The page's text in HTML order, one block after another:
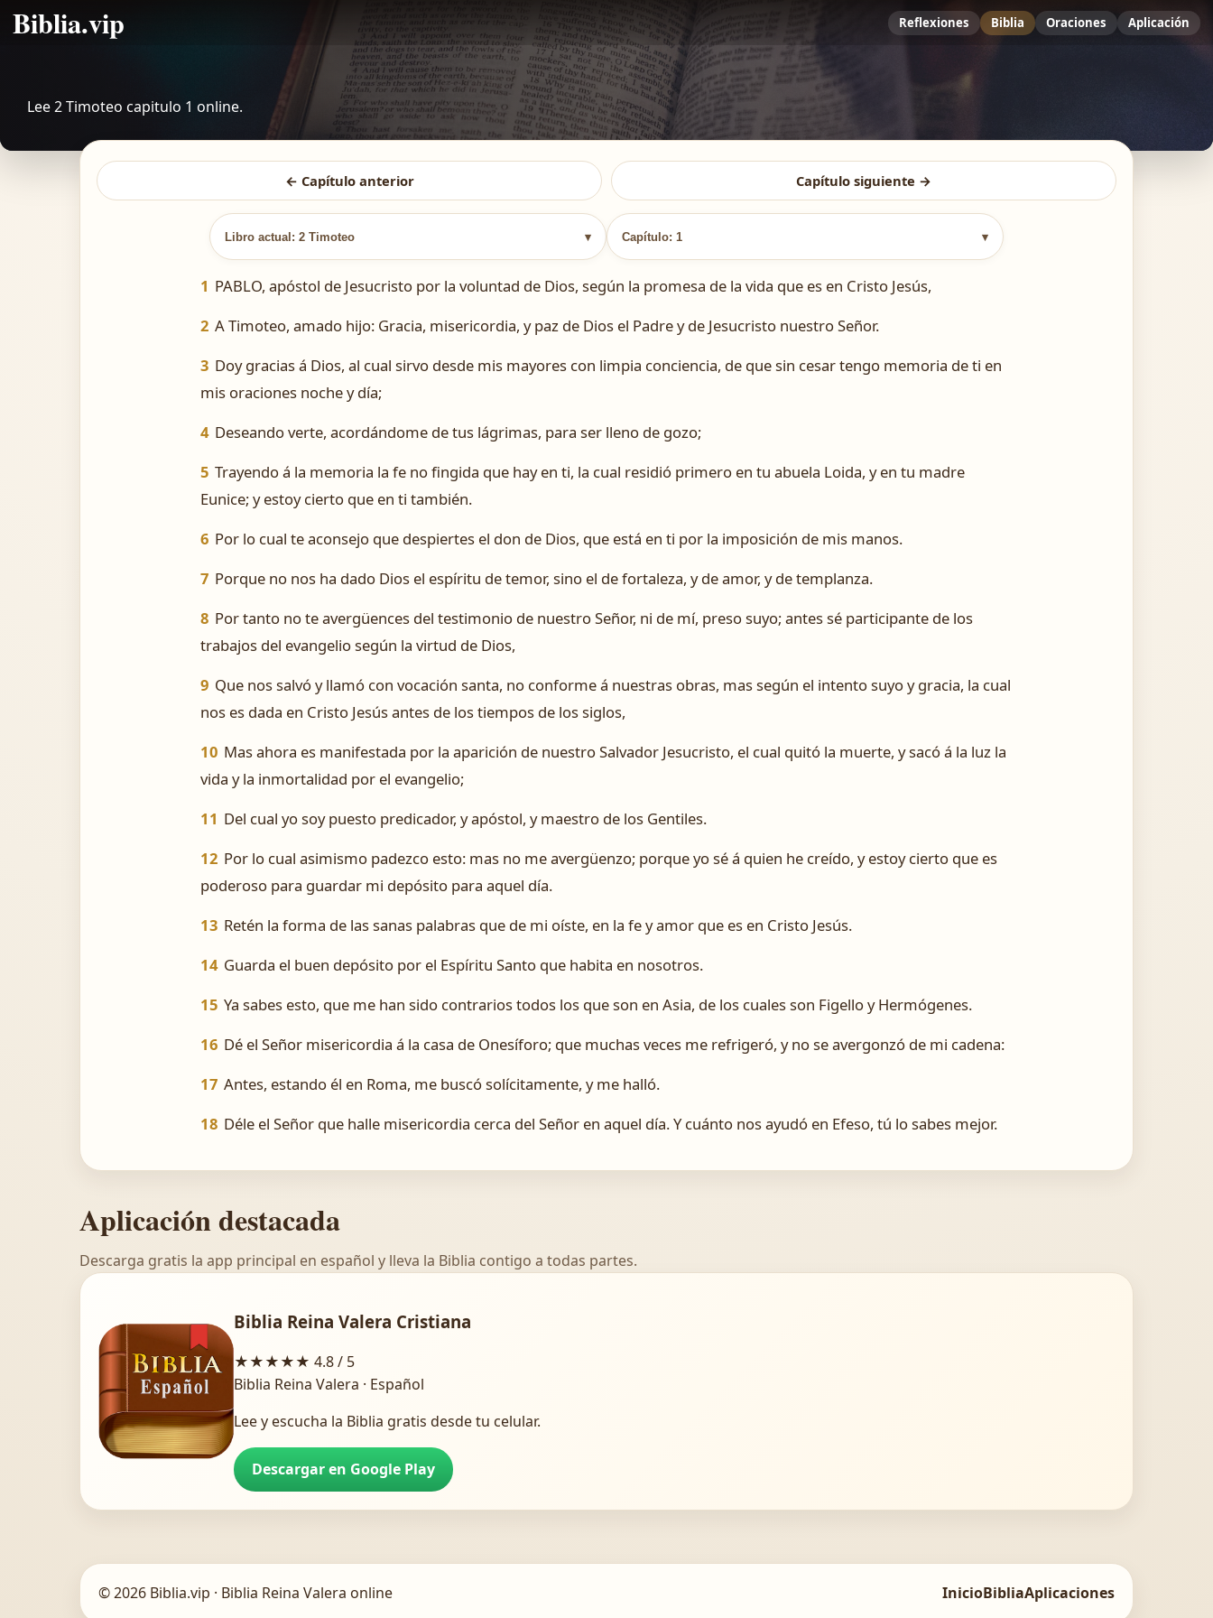
Biblia.vip Reflexiones Biblia Oraciones Aplicación
Lee 2 Timoteo capitulo 1 online.
← Capítulo anterior Capítulo siguiente →
Libro actual: 2 Timoteo ▾ Capítulo: 1 ▾
1 PABLO, apóstol de Jesucristo por la voluntad de Dios, según la promesa de la vida que es en Cristo Jesús,
2 A Timoteo, amado hijo: Gracia, misericordia, y paz de Dios el Padre y de Jesucristo nuestro Señor.
3 Doy gracias á Dios, al cual sirvo desde mis mayores con limpia conciencia, de que sin cesar tengo memoria de ti en
mis oraciones noche y día;
4 Deseando verte, acordándome de tus lágrimas, para ser lleno de gozo;
5 Trayendo á la memoria la fe no fingida que hay en ti, la cual residió primero en tu abuela Loida, y en tu madre
Eunice; y estoy cierto que en ti también.
6 Por lo cual te aconsejo que despiertes el don de Dios, que está en ti por la imposición de mis manos.
7 Porque no nos ha dado Dios el espíritu de temor, sino el de fortaleza, y de amor, y de templanza.
8 Por tanto no te avergüences del testimonio de nuestro Señor, ni de mí, preso suyo; antes sé participante de los
trabajos del evangelio según la virtud de Dios,
9 Que nos salvó y llamó con vocación santa, no conforme á nuestras obras, mas según el intento suyo y gracia, la cual
nos es dada en Cristo Jesús antes de los tiempos de los siglos,
10 Mas ahora es manifestada por la aparición de nuestro Salvador Jesucristo, el cual quitó la muerte, y sacó á la luz la
vida y la inmortalidad por el evangelio;
11 Del cual yo soy puesto predicador, y apóstol, y maestro de los Gentiles.
12 Por lo cual asimismo padezco esto: mas no me avergüenzo; porque yo sé á quien he creído, y estoy cierto que es
poderoso para guardar mi depósito para aquel día.
13 Retén la forma de las sanas palabras que de mi oíste, en la fe y amor que es en Cristo Jesús.
14 Guarda el buen depósito por el Espíritu Santo que habita en nosotros.
15 Ya sabes esto, que me han sido contrarios todos los que son en Asia, de los cuales son Figello y Hermógenes.
16 Dé el Señor misericordia á la casa de Onesíforo; que muchas veces me refrigeró, y no se avergonzó de mi cadena:
17 Antes, estando él en Roma, me buscó solícitamente, y me halló.
18 Déle el Señor que halle misericordia cerca del Señor en aquel día. Y cuánto nos ayudó en Efeso, tú lo sabes mejor.
Aplicación destacada
Descarga gratis la app principal en español y lleva la Biblia contigo a todas partes.
Biblia Reina Valera Cristiana
★★★★★ 4.8 / 5
Biblia Reina Valera · Español
Lee y escucha la Biblia gratis desde tu celular.
Descargar en Google Play
© 2026 Biblia.vip · Biblia Reina Valera online InicioBibliaAplicaciones